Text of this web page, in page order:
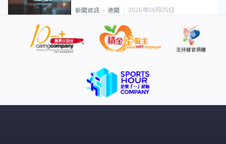
新聞資訊 港聞 2026年08月05日